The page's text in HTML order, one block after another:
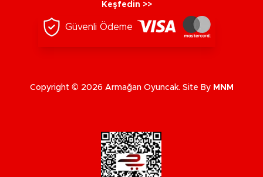
Keşfedin >>
Güvenli Ödeme
Copyright © 2026 Armağan Oyuncak. Site By MNM